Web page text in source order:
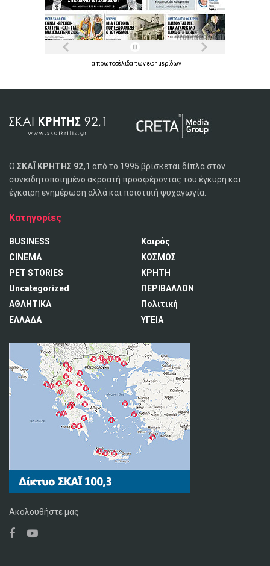
Τα πρωτοσέλιδα τωνεφημερίδων
Ο ΣΚΑΪ ΚΡΗΤΗΣ 92,1 από το 1995 βρίσκεται δίπλα στον
συνειδητοποιημένο ακροατή προσφέροντας του έγκυρη και
έγκαιρη ενημέρωση αλλά και ποιοτική ψυχαγωγία.
Κατηγορίες
BUSINESS
CINEMA
PET STORIES
Uncategorized
ΑΘΛΗΤΙΚΑ
ΕΛΛΑΔΑ
Καιρός
ΚΟΣΜΟΣ
ΚΡΗΤΗ
ΠΕΡΙΒΑΛΛΟΝ
Πολιτική
ΥΓΕΙΑ
Ακολουθήστε μας